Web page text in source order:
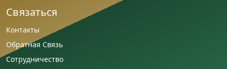
Связаться
Контакты
Обратная Связь
Сотрудничество